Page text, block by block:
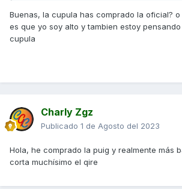
Buenas, la cupula has comprado la oficial?
es que yo soy alto y tambien estoy
cupula
Charly Zgz
Publicado 1 de Agosto del 2023
Hola, he comprado la puig y realmente más
corta muchísimo el qire